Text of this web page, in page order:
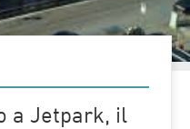
a Jetpark, il